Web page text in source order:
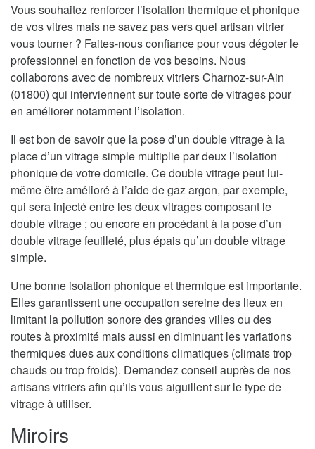
Vous souhaitez renforcer l’isolation thermique et phonique
de vos vitres mais ne savez pas vers quel artisan vitrier
vous tourner ? Faites-nous confiance pour vous dégoter le
professionnel en fonction de vos besoins. Nous
collaborons avec de nombreux vitriers Charnoz-sur-Ain
(01800) qui interviennent sur toute sorte de vitrages pour
en améliorer notamment l’isolation.
Il est bon de savoir que la pose d’un double vitrage à la
place d’un vitrage simple multiplie par deux l’isolation
phonique de votre domicile. Ce double vitrage peut lui-
même être amélioré à l’aide de gaz argon, par exemple,
qui sera injecté entre les deux vitrages composant le
double vitrage ; ou encore en procédant à la pose d’un
double vitrage feuilleté, plus épais qu’un double vitrage
simple.
Une bonne isolation phonique et thermique est importante.
Elles garantissent une occupation sereine des lieux en
limitant la pollution sonore des grandes villes ou des
routes à proximité mais aussi en diminuant les variations
thermiques dues aux conditions climatiques (climats trop
chauds ou trop froids). Demandez conseil auprès de nos
artisans vitriers afin qu’ils vous aiguillent sur le type de
vitrage à utiliser.
Miroirs